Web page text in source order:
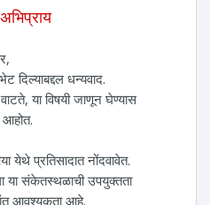
दिल्याबद्दल धन्यवाद.
या विषयी जाणून घेण्यास
येथे प्रतिसादात नोंदवावेत.
या संकेतस्थळाची उपयुक्तता
आवश्यकता आहे.